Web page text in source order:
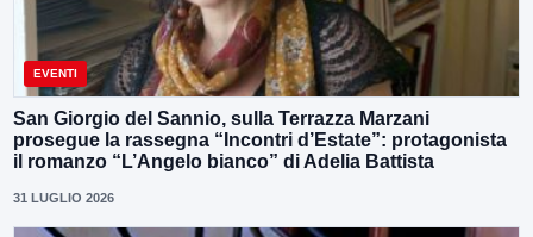
EVENTI
San Giorgio del Sannio, sulla Terrazza Marzani
prosegue la rassegna “Incontri d’Estate”: protagonista
il romanzo “L’Angelo bianco” di Adelia Battista
31 LUGLIO 2026